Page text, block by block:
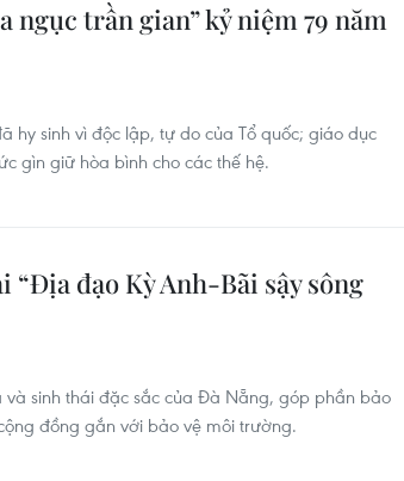
trần gian” kỷ niệm 79 năm
hy sinh vì độc lập, tự do của Tổ quốc; giáo dục
gìn giữ hòa bình cho các thế hệ.
đạo Kỳ Anh-Bãi sậy sông
sinh thái đặc sắc của Đà Nẵng, góp phần bảo
đồng gắn với bảo vệ môi trường.